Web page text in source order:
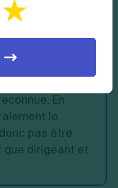
de sanctions
En
le
pas être
que dirigeant et